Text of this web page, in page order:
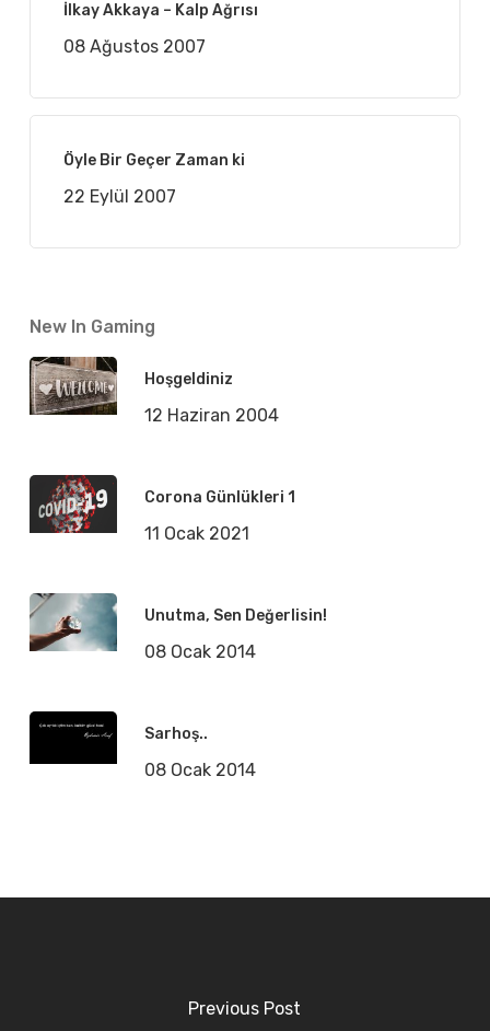
İlkay Akkaya – Kalp Ağrısı
08 Ağustos 2007
Öyle Bir Geçer Zaman ki
22 Eylül 2007
New In Gaming
Hoşgeldiniz
12 Haziran 2004
Corona Günlükleri 1
11 Ocak 2021
Unutma, Sen Değerlisin!
08 Ocak 2014
Sarhoş..
08 Ocak 2014
Previous Post